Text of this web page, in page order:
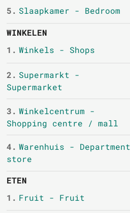
5. Slaapkamer - Bedroom
WINKELEN
1. Winkels - Shops
2. Supermarkt -
Supermarket
3. Winkelcentrum -
Shopping centre / mall
4. Warenhuis - Department
store
ETEN
1. Fruit - Fruit